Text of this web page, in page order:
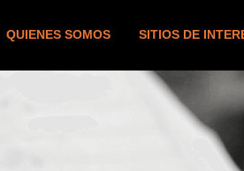
QUIENES SOMOS SITIOS DE